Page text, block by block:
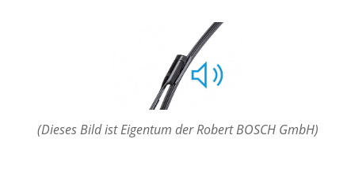
(Dieses Bild ist Eigentum der Robert BOSCH GmbH)